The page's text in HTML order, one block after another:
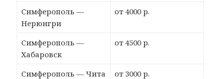
Симферополь —
Нерюнгри
от 4000 р.
Симферополь —
Хабаровск
от 4500 р.
Симферополь — Чита
от 3000 р.